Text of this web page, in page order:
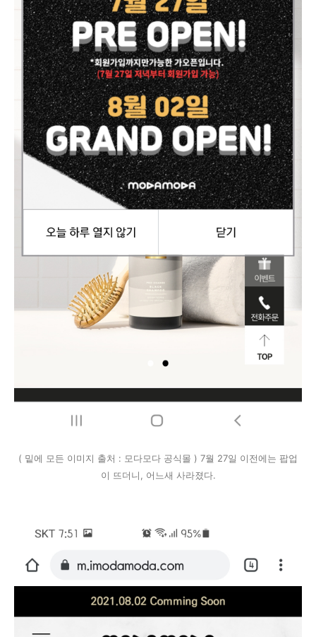
( 밑에 모든 이미지 출처 : 모다모다 공식몰 ) 7월 27일 이전에는 팝업
이 뜨더니, 어느새 사라졌다.